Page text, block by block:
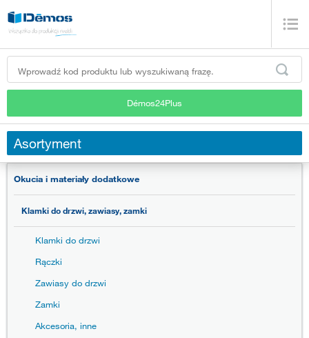
Démos24Plus
Asortyment
Okucia i materiały dodatkowe
Klamki do drzwi, zawiasy, zamki
Klamki do drzwi
Rączki
Zawiasy do drzwi
Zamki
Akcesoria, inne